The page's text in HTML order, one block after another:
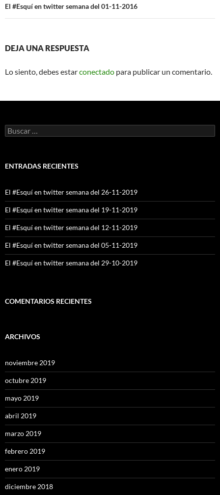
El #Esquí en twitter semana del 01-11-2016
DEJA UNA RESPUESTA
Lo siento, debes estarconectado para publicar un comentario.
Buscar:
ENTRADAS RECIENTES
El #Esquí en twitter semana del 26-11-2019
El #Esquí en twitter semana del 19-11-2019
El #Esquí en twitter semana del 12-11-2019
El #Esquí en twitter semana del 05-11-2019
El #Esquí en twitter semana del 29-10-2019
COMENTARIOS RECIENTES
ARCHIVOS
noviembre 2019
octubre 2019
mayo 2019
abril 2019
marzo 2019
febrero 2019
enero 2019
diciembre 2018